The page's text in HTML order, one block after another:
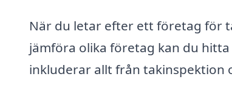
När du letar efter ett företag för
jämföra olika företag kan du
inkluderar allt från takinspektion